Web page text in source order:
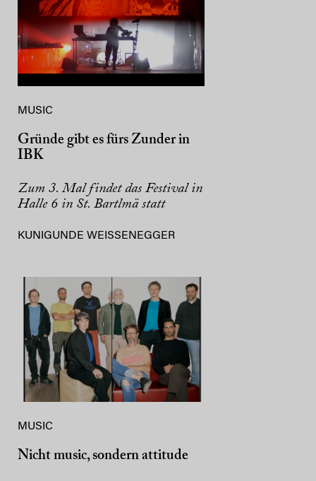
MUSIC
Gründe gibt es fürs Zunder in
IBK
Zum 3. Mal findet das Festival in
Halle 6 in St. Bartlmä statt
KUNIGUNDE WEISSENEGGER
MUSIC
Nicht music, sondern attitude